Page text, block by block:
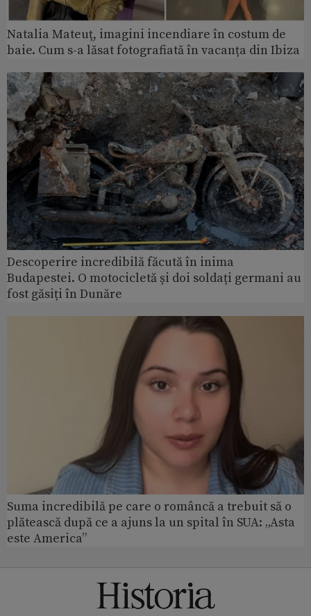
Natalia Mateuț, imagini incendiare în costum de
baie. Cum s-a lăsat fotografiată în vacanța din Ibiza
Descoperire incredibilă făcută în inima
Budapestei. O motocicletă și doi soldați germani au
fost găsiți în Dunăre
Suma incredibilă pe care o româncă a trebuit să o
plătească după ce a ajuns la un spital în SUA: „Asta
este America”